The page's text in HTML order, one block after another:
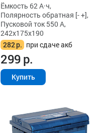
Ёмкость 62 А·ч,
Полярность обратная [- +],
Пусковой ток 550 А,
242x175x190
282р. при сдаче акб
299р.
Купить